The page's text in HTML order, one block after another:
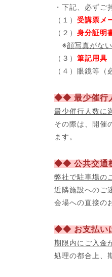
・下記、必ずご
（１） 受講票メ
（２） 身分証明
※顔写真がな
（３） 筆記用具
（４）眼鏡等（
◆◆ 最少催行
最少催行人数に
その際は、開催
ます。
◆◆ 公共交通
弊社で駐車場の
近隣施設へのご
会場への直接の
◆◆ お支払い
期限内にご入金
処理の都合上、